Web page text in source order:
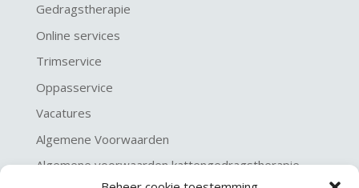
Gedragstherapie
Online services
Trimservice
Oppasservice
Vacatures
Algemene Voorwaarden
Algemene voorwaarden kattengedragstherapie